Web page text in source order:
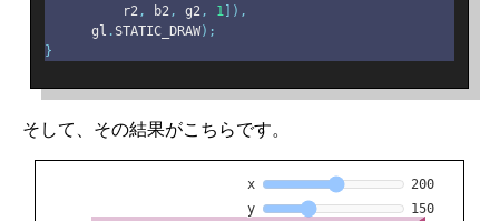
          r2
, b2, g2, 1 ]),
      gl
.STATIC_DRAW);
}
そして、その結果がこちらです。